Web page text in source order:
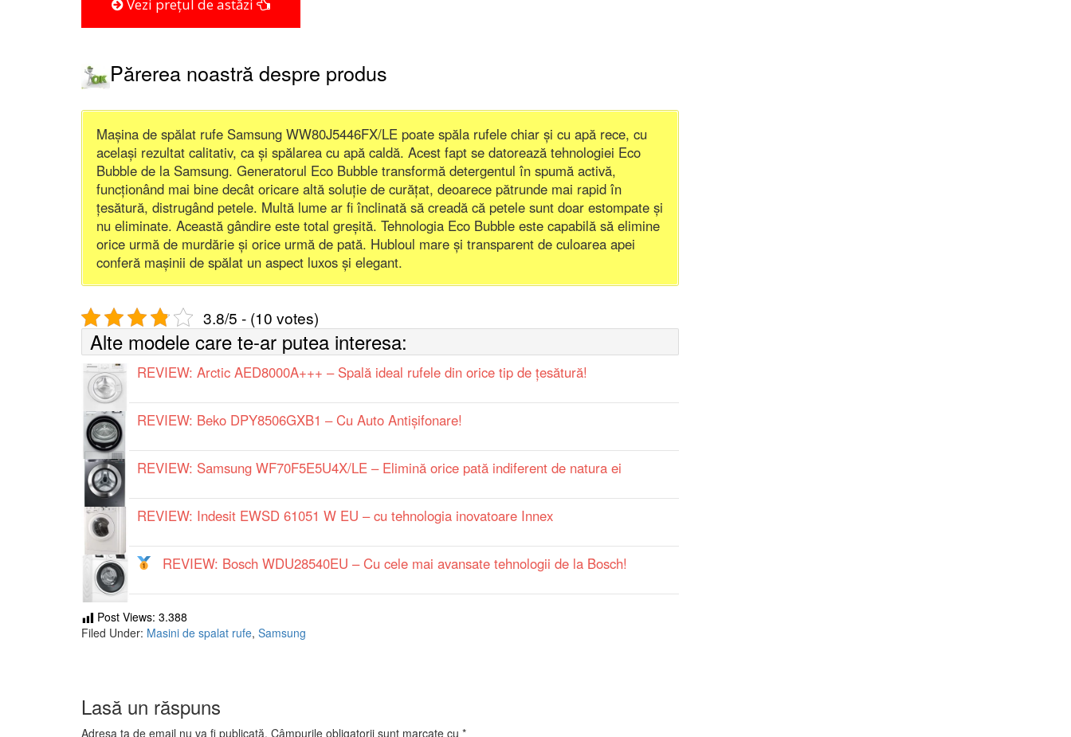
Vezi prețul de astăzi
Părerea noastră despre produs
Mașina de spălat rufe Samsung WW80J5446FX/LE poate spăla rufele chiar și cu apă rece, cu
același rezultat calitativ, ca și spălarea cu apă caldă. Acest fapt se datorează tehnologiei Eco
Bubble de la Samsung. Generatorul Eco Bubble transformă detergentul în spumă activă,
funcționând mai bine decât oricare altă soluție de curățat, deoarece pătrunde mai rapid în
țesătură, distrugând petele. Multă lume ar fi înclinată să creadă că petele sunt doar estompate și
nu eliminate. Această gândire este total greșită. Tehnologia Eco Bubble este capabilă să elimine
orice urmă de murdărie și orice urmă de pată. Hubloul mare și transparent de culoarea apei
conferă mașinii de spălat un aspect luxos și elegant.
3.8/5 - (10 votes)
Alte modele care te-ar putea interesa:
REVIEW: Arctic AED8000A+++ – Spală ideal rufele din orice tip de țesătură!
REVIEW: Beko DPY8506GXB1 – Cu Auto Antișifonare!
REVIEW: Samsung WF70F5E5U4X/LE – Elimină orice pată indiferent de natura ei
REVIEW: Indesit EWSD 61051 W EU – cu tehnologia inovatoare Innex
REVIEW: Bosch WDU28540EU – Cu cele mai avansate tehnologii de la Bosch!
Post Views: 3.388
Filed Under: Masini de spalat rufe, Samsung
Lasă un răspuns
Adresa ta de email nu va fi publicată. Câmpurile obligatorii sunt marcate cu *